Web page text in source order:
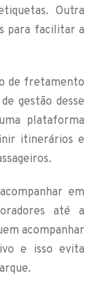
Outra
para facilitar a
de fretamento
gestão desse
plataforma
itinerários e
em
até a
acompanhar
e isso evita